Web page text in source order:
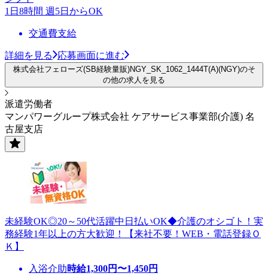
1日8時間 週5日からOK
交通費支給
詳細を見る 応募画面に進む
株式会社フェローズ(SB経験量販)NGY_SK_1062_1444T(A)(NGY)のそ
の他の求人を見る
派遣労働者
マンパワーグループ株式会社 ケアサービス事業部(介護) 名
古屋支店
未経験OK◎20～50代活躍中日払いOK◆介護のオシゴト！実
務経験1年以上の方大歓迎！【来社不要！WEB・電話登録Ｏ
Ｋ】
入浴介助時給1,300円〜1,450円